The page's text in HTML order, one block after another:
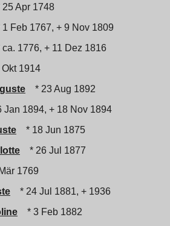
25 Apr 1748
1 Feb 1767, + 9 Nov 1809
ca. 1776, + 11 Dez 1816
Okt 1914
* 23 Aug 1892
Jan 1894, + 18 Nov 1894
* 18 Jun 1875
* 26 Jul 1877
1769
* 24 Jul 1881, + 1936
* 3 Feb 1882